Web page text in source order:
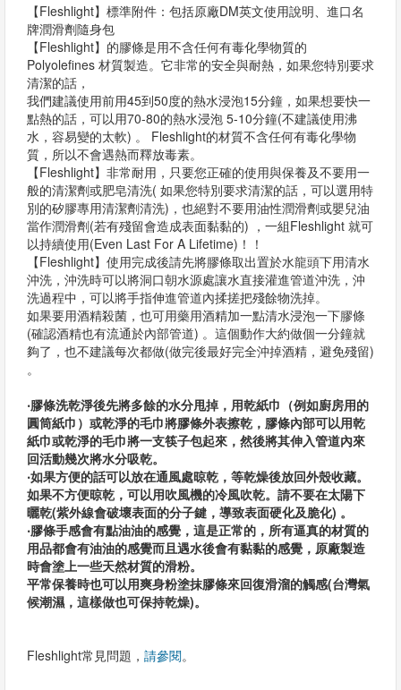
【Fleshlight】標準附件：包括原廠DM英文使用說明、進口名
牌潤滑劑隨身包
【Fleshlight】的膠條是用不含任何有毒化學物質的
Polyolefines 材質製造。它非常的安全與耐熱，如果您特別要求
清潔的話，
我們建議使用前用45到50度的熱水浸泡15分鐘，如果想要快一
點熱的話，可以用70-80的熱水浸泡 5-10分鐘(不建議使用沸
水，容易變的太軟) 。 Fleshlight的材質不含任何有毒化學物
質，所以不會遇熱而釋放毒素。
【Fleshlight】非常耐用，只要您正確的使用與保養及不要用一
般的清潔劑或肥皂清洗( 如果您特別要求清潔的話，可以選用特
別的矽膠專用清潔劑清洗)，也絕對不要用油性潤滑劑或嬰兒油
當作潤滑劑(若有殘留會造成表面黏黏的) ，一組Fleshlight 就可
以持續使用(Even Last For A Lifetime)！！
【Fleshlight】使用完成後請先將膠條取出置於水龍頭下用清水
沖洗，沖洗時可以將洞口朝水源處讓水直接灌進管道沖洗，沖
洗過程中，可以將手指伸進管道內揉搓把殘餘物洗掉。
如果要用酒精殺菌，也可用藥用酒精加一點清水浸泡一下膠條
(確認酒精也有流通於內部管道) 。這個動作大約做個一分鐘就
夠了，也不建議每次都做(做完後最好完全沖掉酒精，避免殘留)
。
‧膠條洗乾淨後先將多餘的水分甩掉，用乾紙巾（例如廚房用的
圓筒紙巾）或乾淨的毛巾將膠條外表擦乾，膠條內部可以用乾
紙巾或乾淨的毛巾將一支筷子包起來，然後將其伸入管道內來
回活動幾次將水分吸乾。
‧如果方便的話可以放在通風處晾乾，等乾燥後放回外殼收藏。
如果不方便晾乾，可以用吹風機的冷風吹乾。請不要在太陽下
曬乾(紫外線會破壞表面的分子鍵，導致表面硬化及脆化) 。
‧膠條手感會有點油油的感覺，這是正常的，所有逼真的材質的
用品都會有油油的感覺而且遇水後會有黏黏的感覺，原廠製造
時會塗上一些天然材質的滑粉。
平常保養時也可以用爽身粉塗抹膠條來回復滑溜的觸感(台灣氣
候潮濕，這樣做也可保持乾燥)。
Fleshlight常見問題， 請參閱。